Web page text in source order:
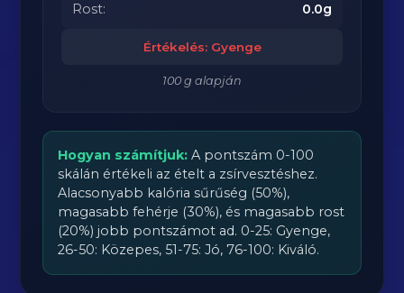
Rost: 0.0g
Értékelés: Gyenge
100 g alapján
Hogyan számítjuk: A pontszám 0-100
skálán értékeli az ételt a zsírvesztéshez.
Alacsonyabb kalória sűrűség (50%),
magasabb fehérje (30%), és magasabb rost
(20%) jobb pontszámot ad. 0-25: Gyenge,
26-50: Közepes, 51-75: Jó, 76-100: Kiváló.